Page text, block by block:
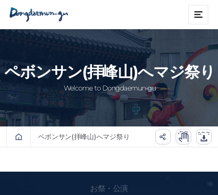
메
ペボンサン(拝峰山)へマジ祭り
Welcome to Dongdaemun-gu
ペボンサン(拝峰山)へマジ祭り
お祭・公演